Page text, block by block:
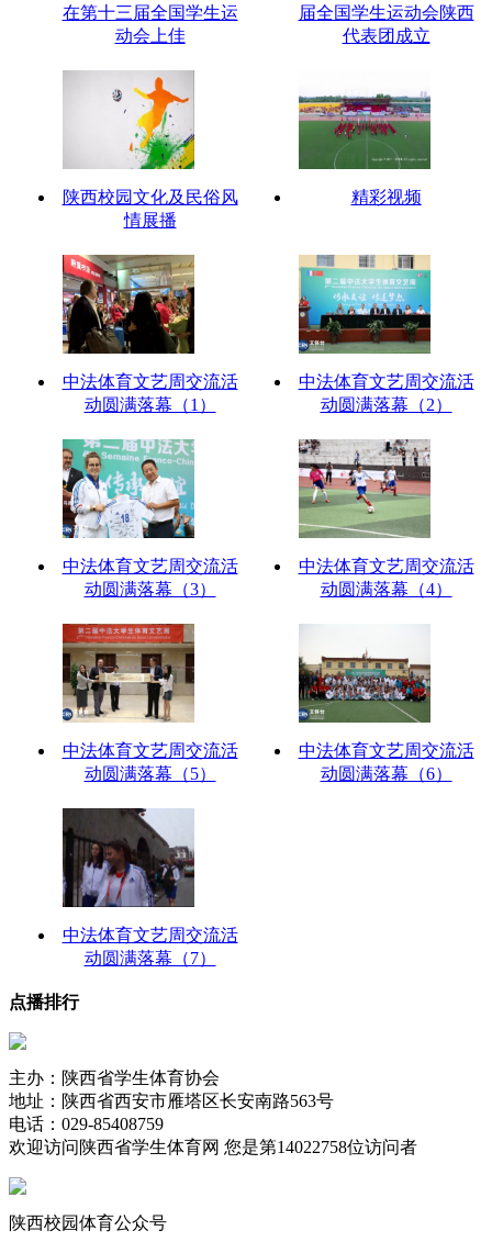
在第十三届全国学生运
动会上佳
届全国学生运动会陕西
代表团成立
陕西校园文化及民俗风
情展播
精彩视频
中法体育文艺周交流活
动圆满落幕（1）
中法体育文艺周交流活
动圆满落幕（2）
中法体育文艺周交流活
动圆满落幕（3）
中法体育文艺周交流活
动圆满落幕（4）
中法体育文艺周交流活
动圆满落幕（5）
中法体育文艺周交流活
动圆满落幕（6）
中法体育文艺周交流活
动圆满落幕（7）
点播排行
主办：陕西省学生体育协会
地址：陕西省西安市雁塔区长安南路563号
电话：029-85408759
欢迎访问陕西省学生体育网 您是第14022758位访问者
陕西校园体育公众号